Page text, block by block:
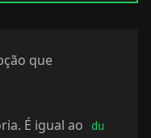
que
É igual ao
du